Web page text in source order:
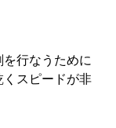
行なうために
スピードが非